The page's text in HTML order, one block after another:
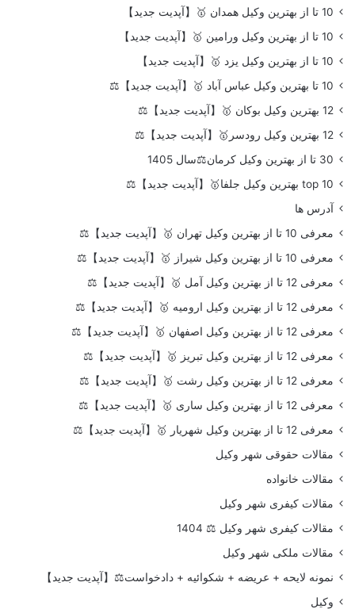
10 تا از بهترین وکیل همدان 🥇【آپدیت جدید】
10 تا از بهترین وکیل ورامین 🥇【آپدیت جدید】
10 تا از بهترین وکیل یزد 🥇【آپدیت جدید】
10 تا بهترین وکیل عباس آباد 🥇【آپدیت جدید】⚖️
12 بهترین وکیل بوکان 🥇【آپدیت جدید】⚖️
12 بهترین وکیل رودسر🥇【آپدیت جدید】⚖️
30 تا از بهترین وکیل کرمان⚖️سال 1405
top 10 بهترین وکیل جلفا🥇【آپدیت جدید】⚖️
آدرس ها
معرفی 10 تا از بهترین وکیل تهران 🥇【آپدیت جدید】⚖️
معرفی 10 تا از بهترین وکیل شیراز 🥇【آپدیت جدید】⚖️
معرفی 12 تا از بهترین وکیل آمل 🥇【آپدیت جدید】⚖️
معرفی 12 تا از بهترین وکیل ارومیه 🥇【آپدیت جدید】⚖️
معرفی 12 تا از بهترین وکیل اصفهان 🥇【آپدیت جدید】⚖️
معرفی 12 تا از بهترین وکیل تبریز 🥇【آپدیت جدید】⚖️
معرفی 12 تا از بهترین وکیل رشت 🥇【آپدیت جدید】⚖️
معرفی 12 تا از بهترین وکیل ساری 🥇【آپدیت جدید】⚖️
معرفی 12 تا از بهترین وکیل شهریار 🥇【آپدیت جدید】⚖️
مقالات حقوقی شهر وکیل
مقالات خانواده
مقالات کیفری شهر وکیل
مقالات کیفری شهر وکیل ⚖️ 1404
مقالات ملکی شهر وکیل
نمونه لایحه + عریضه + شکوائیه + دادخواست⚖️【آپدیت جدید】
وکیل